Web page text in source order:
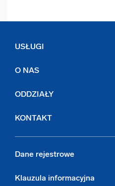
USŁUGI
O NAS
ODDZIAŁY
KONTAKT
Dane rejestrowe
Klauzula informacyjna